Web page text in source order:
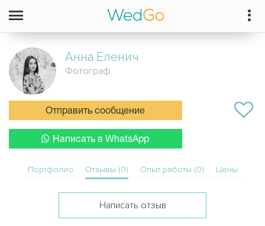
Анна Еленич
Фотограф
Отправить сообщение
Написать в WhatsApp
Портфолио Отзывы (0) Опыт работы (0) Цены
Написать отзыв